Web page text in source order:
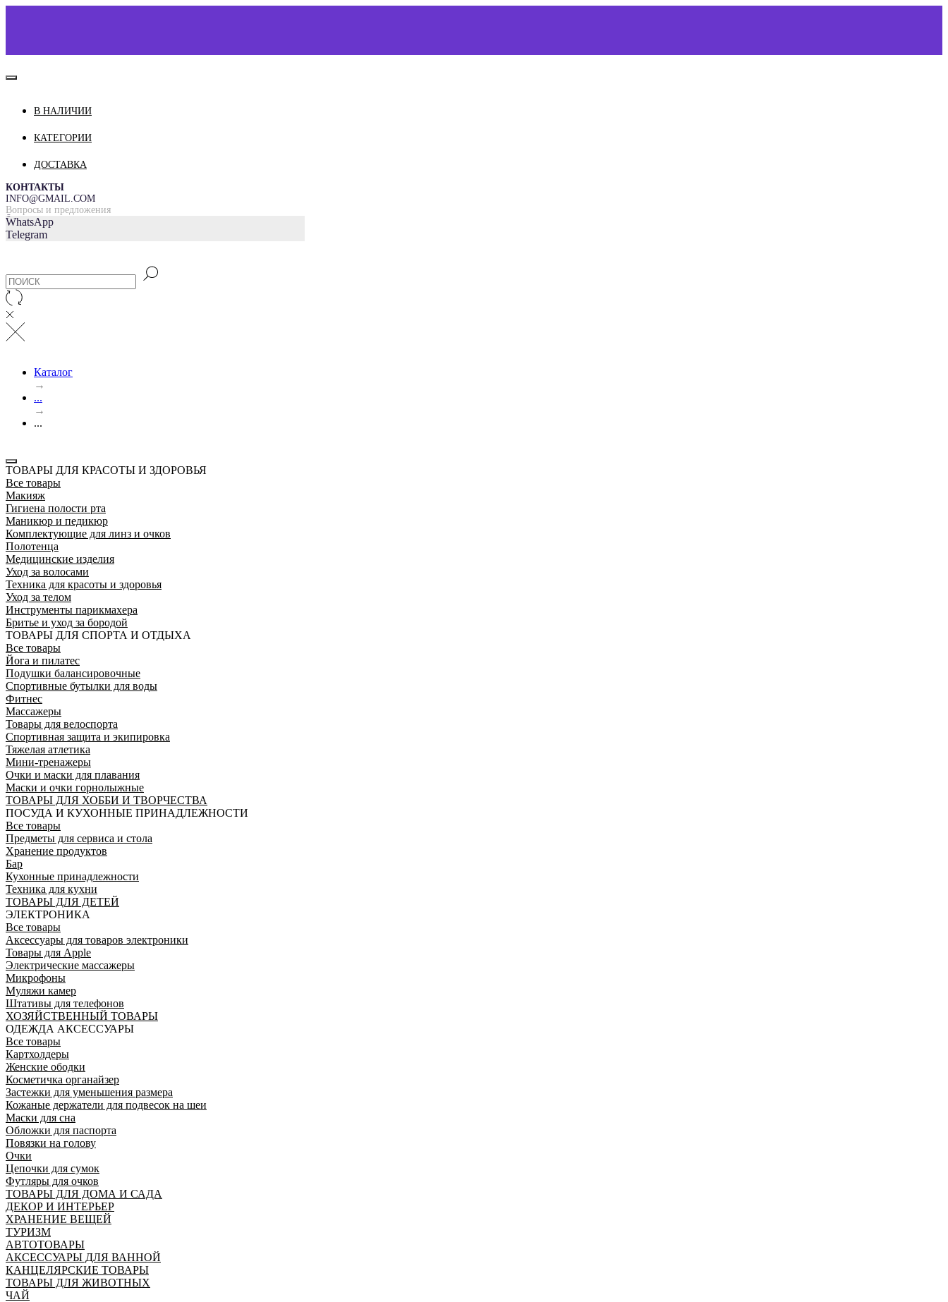
О НАС
ДОСТАВКА И ОПЛАТА
=
В НАЛИЧИИ
КАТЕГОРИИ
ДОСТАВКА
КОНТАКТЫ
INFO@GMAIL.COM
Вопросы и предложения
WhatsApp
Telegram
Каталог
→
...
→
...
ТОВАРЫ ДЛЯ КРАСОТЫ И ЗДОРОВЬЯ
Все товары
Макияж
Гигиена полости рта
Маникюр и педикюр
Комплектующие для линз и очков
Полотенца
Медицинские изделия
Уход за волосами
Техника для красоты и здоровья
Уход за телом
Инструменты парикмахера
Бритье и уход за бородой
ТОВАРЫ ДЛЯ СПОРТА И ОТДЫХА
Все товары
Йога и пилатес
Подушки балансировочные
Спортивные бутылки для воды
Фитнес
Массажеры
Товары для велоспорта
Спортивная защита и экипировка
Тяжелая атлетика
Мини-тренажеры
Очки и маски для плавания
Маски и очки горнолыжные
ТОВАРЫ ДЛЯ ХОББИ И ТВОРЧЕСТВА
ПОСУДА И КУХОННЫЕ ПРИНАДЛЕЖНОСТИ
Все товары
Предметы для сервиса и стола
Хранение продуктов
Бар
Кухонные принадлежности
Техника для кухни
ТОВАРЫ ДЛЯ ДЕТЕЙ
ЭЛЕКТРОНИКА
Все товары
Аксессуары для товаров электроники
Товары для Apple
Электрические массажеры
Микрофоны
Муляжи камер
Штативы для телефонов
ХОЗЯЙСТВЕННЫЙ ТОВАРЫ
ОДЕЖДА АКСЕССУАРЫ
Все товары
Картхолдеры
Женские ободки
Косметичка органайзер
Застежки для уменьшения размера
Кожаные держатели для подвесок на шеи
Маски для сна
Обложки для паспорта
Повязки на голову
Очки
Цепочки для сумок
Футляры для очков
ТОВАРЫ ДЛЯ ДОМА И САДА
ДЕКОР И ИНТЕРЬЕР
ХРАНЕНИЕ ВЕЩЕЙ
ТУРИЗМ
АВТОТОВАРЫ
АКСЕССУАРЫ ДЛЯ ВАННОЙ
КАНЦЕЛЯРСКИЕ ТОВАРЫ
ТОВАРЫ ДЛЯ ЖИВОТНЫХ
ЧАЙ